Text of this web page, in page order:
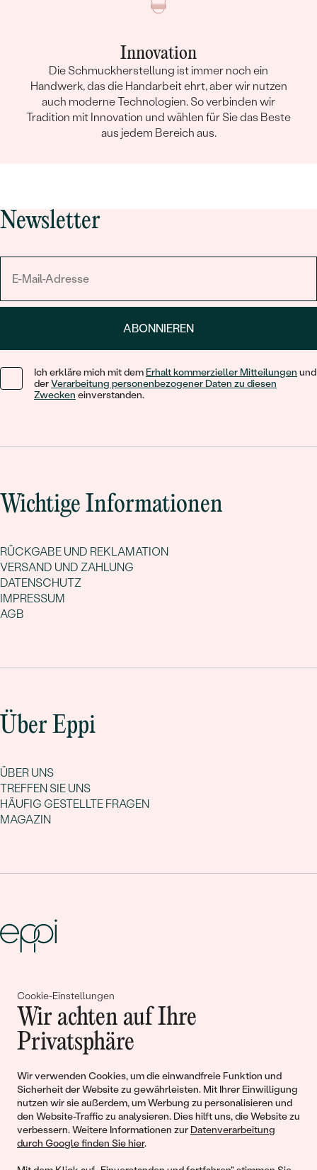
Cookie-Einstellungen
Wir achten auf Ihre
Privatsphäre
Wir verwenden Cookies, um die einwandfreie Funktion und
Sicherheit der Website zu gewährleisten. Mit Ihrer Einwilligung
nutzen wir sie außerdem, um Werbung zu personalisieren und
den Website-Traffic zu analysieren. Dies hilft uns, die Website zu
verbessern. Weitere Informationen zur Datenverarbeitung
durch Google finden Sie hier.
Innovation
Die Schmuckherstellung ist immer noch ein
Handwerk, das die Handarbeit ehrt, aber wir nutzen
auch moderne Technologien. So verbinden wir
Tradition mit Innovation und wählen für Sie das Beste
aus jedem Bereich aus.
Newsletter
ABONNIEREN
Ich erkläre mich mit dem Erhalt kommerzieller Mitteilungen und
derVerarbeitung personenbezogener Daten zu diesen
Zwecken einverstanden.
Wichtige Informationen
RÜCKGABE UND REKLAMATION
VERSAND UND ZAHLUNG
DATENSCHUTZ
IMPRESSUM
AGB
Über Eppi
ÜBER UNS
TREFFEN SIE UNS
HÄUFIG GESTELLTE FRAGEN
MAGAZIN
Gemeinsam erschaffen wir
Geschichten von Schönheit und
Liebe
Begleiten Sie uns!